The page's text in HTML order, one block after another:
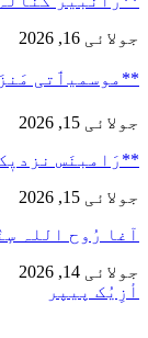
جولائی 16, 2026
**موسمیٲتی
جولائی 15, 2026
**رَامبنَس
جولائی 15, 2026
آغا رُوح اللہ
جولائی 14, 2026
أزِیُک پیپر